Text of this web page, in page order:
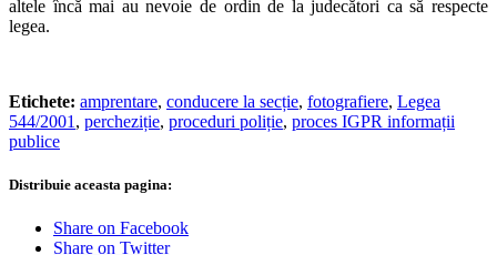
altele încă mai au nevoie de ordin de la judecători ca să respecte
legea.
Etichete: amprentare, conducere la secție, fotografiere, Legea
544/2001 , percheziție, proceduri poliție, proces IGPR informații
publice
Distribuie aceasta pagina:
Share on Facebook
Share on Twitter